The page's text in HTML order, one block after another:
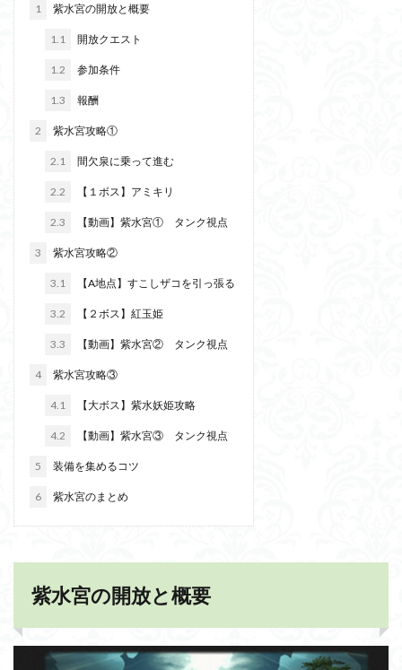
1 紫水宮の開放と概要
1.1 開放クエスト
1.2 参加条件
1.3 報酬
2 紫水宮攻略①
2.1 間欠泉に乗って進む
2.2 【１ボス】アミキリ
2.3 【動画】紫水宮① タンク視点
3 紫水宮攻略②
3.1 【A地点】すこしザコを引っ張る
3.2 【２ボス】紅玉姫
3.3 【動画】紫水宮② タンク視点
4 紫水宮攻略③
4.1 【大ボス】紫水妖姫攻略
4.2 【動画】紫水宮③ タンク視点
5 装備を集めるコツ
6 紫水宮のまとめ
紫水宮の開放と概要